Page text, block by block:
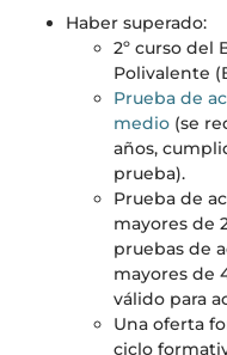
Haber superado:
2º curso del
Polivalente
Prueba de
medio (se
años,
prueba).
Prueba de
mayores de
pruebas de
mayores de
válido para
Una oferta
ciclo